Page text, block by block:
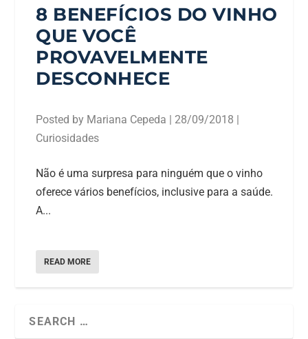
8 BENEFÍCIOS DO VINHO
QUE VOCÊ
PROVAVELMENTE
DESCONHECE
Posted by Mariana Cepeda |28/09/2018 |
Curiosidades
Não é uma surpresa para ninguém que o vinho
oferece vários benefícios, inclusive para a saúde.
A...
READ MORE